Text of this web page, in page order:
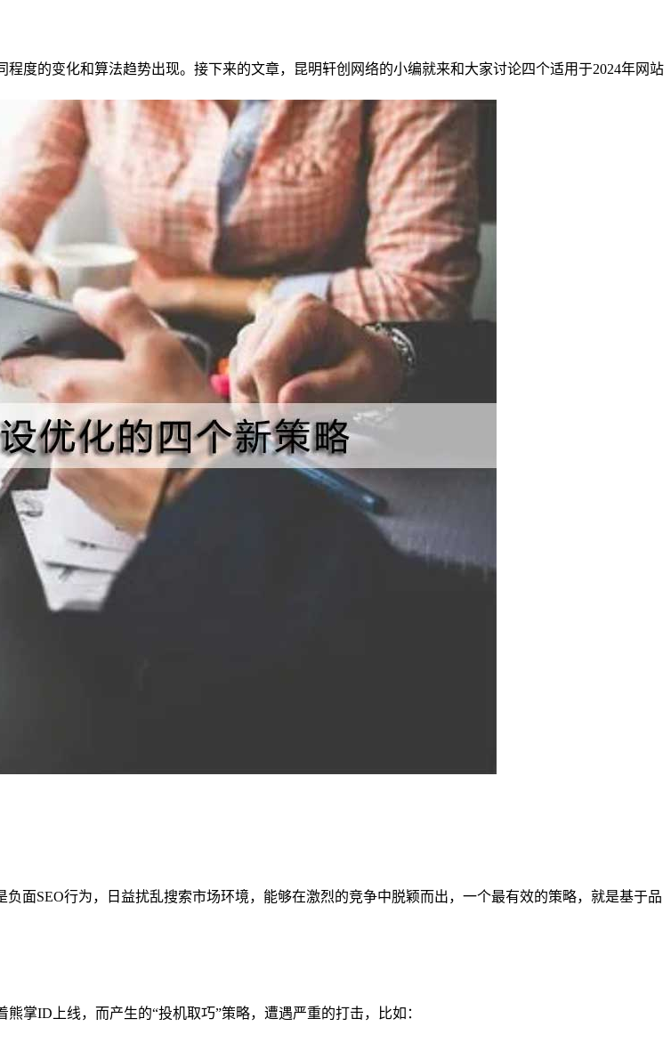
度的变化和算法趋势出现。接下来的文章，昆明轩创网络的小编就来和大家讨论四个适用于2024年网站
面SEO行为，日益扰乱搜索市场环境，能够在激烈的竞争中脱颖而出，一个最有效的策略，就是基于品
掌ID上线，而产生的“投机取巧”策略，遭遇严重的打击，比如：